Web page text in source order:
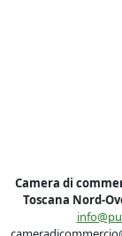
Camera di
Toscana Nord-